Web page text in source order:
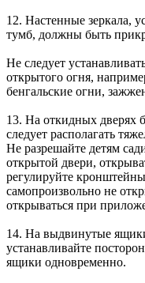
12. Настенные зеркала,
тумб, должны быть
Не следует
открытого огня,
бенгальские огни,
13. На откидных дверях
следует располагать
Не разрешайте детям
открытой двери,
регулируйте
самопроизвольно не
открываться при
14. На выдвинутые
устанавливайте
ящики одновременно.